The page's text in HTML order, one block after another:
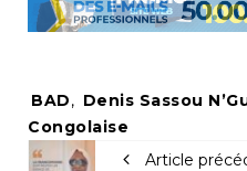
Tags:
BAD, Denis Sassou
Congolaise
Article